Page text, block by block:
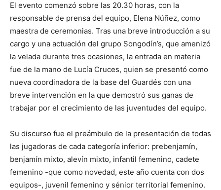
El evento comenzó sobre las 20.30 horas, con la
responsable de prensa del equipo, Elena Núñez, como
maestra de ceremonias. Tras una breve introducción a su
cargo y una actuación del grupo Songodín’s, que amenizó
la velada durante tres ocasiones, la entrada en materia
fue de la mano de Lucía Cruces, quien se presentó como
nueva coordinadora de la base del Guardés con una
breve intervención en la que demostró sus ganas de
trabajar por el crecimiento de las juventudes del equipo.
Su discurso fue el preámbulo de la presentación de todas
las jugadoras de cada categoría inferior: prebenjamín,
benjamín mixto, alevín mixto, infantil femenino, cadete
femenino -que como novedad, este año cuenta con dos
equipos-, juvenil femenino y sénior territorial femenino.